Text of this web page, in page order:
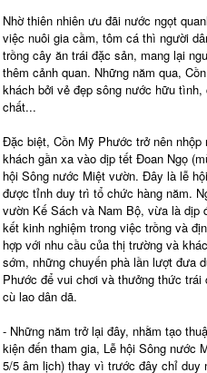
Nhờ thiên nhiên ưu đãi nước ngọt
việc nuôi gia cầm, tôm cá thì người
trồng cây ăn trái đặc sản, mang lại
thêm cảnh quan. Những năm qua,
khách bởi vẻ đẹp sông nước hữu
chất...
Đặc biệt, Cồn Mỹ Phước trở nên nhộp
khách gần xa vào dịp tết Đoan Ngọ
hội Sông nước Miệt vườn. Đây là lễ
được tỉnh duy trì tổ chức hàng năm.
vườn Kế Sách và Nam Bộ, vừa là dịp
kết kinh nghiệm trong việc trồng và
hợp với nhu cầu của thị trường và
sớm, những chuyến phà lần lượt đưa
Phước để vui chơi và thưởng thức
cù lao dân dã.
- Những năm trở lại đây, nhằm tạo
kiện đến tham gia, Lễ hội Sông nước
5/5 âm lịch) thay vì trước đây chỉ duy